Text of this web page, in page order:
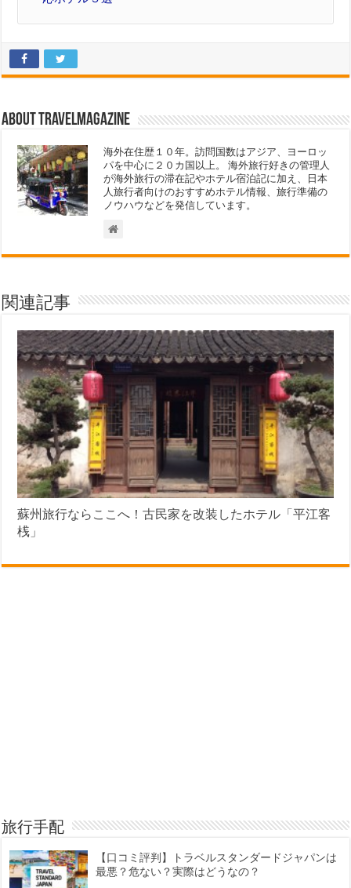
About travelmagazine
海外在住歴１０年。訪問国数はアジア、ヨーロッ
パを中心に２０カ国以上。 海外旅行好きの管理人
が海外旅行の滞在記やホテル宿泊記に加え、日本
人旅行者向けのおすすめホテル情報、旅行準備の
ノウハウなどを発信しています。
関連記事
蘇州旅行ならここへ！古民家を改装したホテル「平江客
桟」
旅行手配
【口コミ評判】トラベルスタンダードジャパンは
最悪？危ない？実際はどうなの？